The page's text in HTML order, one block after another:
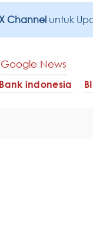
Channel untuk
Google News
Bank indonesia BI